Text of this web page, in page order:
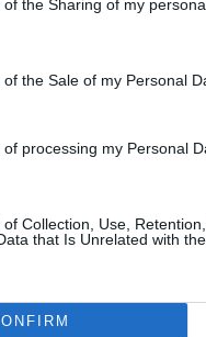
the Sharing of my
the Sale of my Personal
processing my Personal
Collection, Use,
that Is Unrelated with
Bagatti:
Seconda